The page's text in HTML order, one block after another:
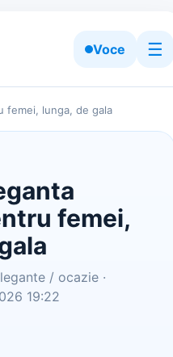
Voce ☰
femei, lunga, de gala
femei,
/ ocazie ·
19:22